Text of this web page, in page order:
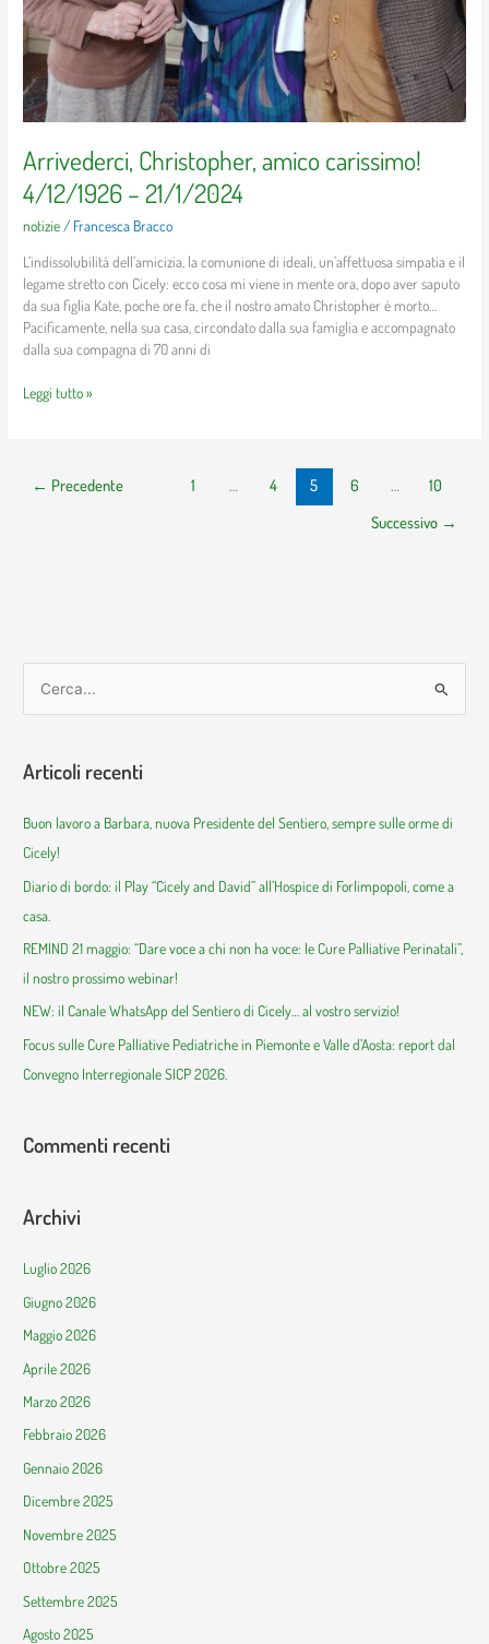
Arrivederci, Christopher, amico carissimo!
4/12/1926 – 21/1/2024
notizie / Francesca Bracco
L’indissolubilità dell’amicizia, la comunione di ideali, un’affettuosa simpatia e il
legame stretto con Cicely: ecco cosa mi viene in mente ora, dopo aver saputo
da sua figlia Kate, poche ore fa, che il nostro amato Christopher è morto…
Pacificamente, nella sua casa, circondato dalla sua famiglia e accompagnato
dalla sua compagna di 70 anni di
Leggi tutto »
← Precedente 1 … 4 5 6 …
10
Successivo →
c
Articoli recenti
Buon lavoro a Barbara, nuova Presidente del Sentiero, sempre sulle orme di
Cicely!
Diario di bordo: il Play “Cicely and David” all’Hospice di Forlimpopoli, come a
casa.
REMIND 21 maggio: “Dare voce a chi non ha voce: le Cure Palliative Perinatali”,
il nostro prossimo webinar!
NEW: il Canale WhatsApp del Sentiero di Cicely… al vostro servizio!
Focus sulle Cure Palliative Pediatriche in Piemonte e Valle d’Aosta: report dal
Convegno Interregionale SICP 2026.
Commenti recenti
Archivi
Luglio 2026
Giugno 2026
Maggio 2026
Aprile 2026
Marzo 2026
Febbraio 2026
Gennaio 2026
Dicembre 2025
Novembre 2025
Ottobre 2025
Settembre 2025
Agosto 2025